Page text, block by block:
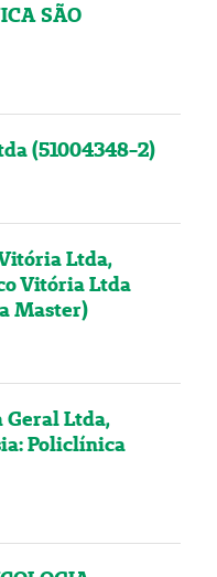
SÃO
(51004348-2)
Ltda,
Vitória Ltda
Master)
Geral Ltda,
Policlínica